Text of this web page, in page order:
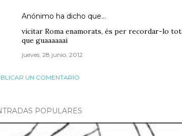
Anónimo ha dicho que…
vicitar Roma enamorats, és per recordar-lo
que guaaaaaai
jueves, 28 junio, 2012
UN COMENTARIO
POPULARES